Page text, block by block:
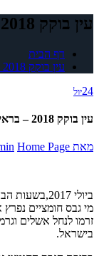
עין בוקק 2018 – בראי הפילם חלק א’.
דף הבית
עין בוקק 2018 – בראי הפילם חלק א’.
24יול
עין בוקק 2018 – בראי הפילם חלק א’.
מאת Home Page
מי גבס חומציים
זרמו לנחל אשלים
בישראל.